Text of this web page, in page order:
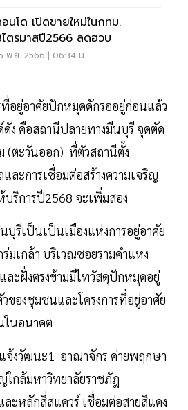
นโด เปิดขายใหม่ในกทม.
ตรมาสปี2566 ลดฮวบ
พ.ย. 2566 | 06:34 น.
อยู่อาศัยปักหมุดดักรออยู่ก่อนแล้ว
ง คือสถานีปลายทางมีนบุรี จุดตัด
(ตะวันออก) ที่ตัวสถานีตั้ง
ละการเชื่อมต่อสร้างความเจริญ
ริการปี2568 จะเพิ่มสอง
บุรีเป็นเป็นเมืองแห่งการอยู่อาศัย
มเกล้า บริเวณซอยรามคำแหง
ะฝั่งตรงข้ามมีไทวัสดุปักหมุดอยู่
ของชุมชนและโครงการที่อยู่อาศัย
ในอนาคต
งวัฒนะ1 อาณาจักร ค่ายพฤกษา
ใกล้มหาวิทยาลัยราชภัฎ
ะหลักสี่สแควร์ เชื่อมต่อสายสีแดง